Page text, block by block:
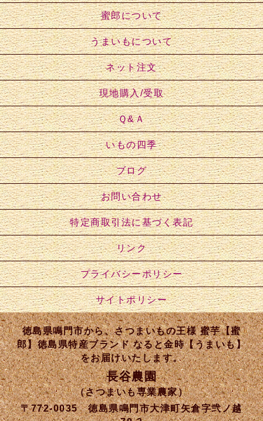
蜜郎について
うまいもについて
ネット注文
現地購入/受取
Ｑ&Ａ
いもの四季
ブログ
お問い合わせ
特定商取引法に基づく表記
リンク
プライバシーポリシー
サイトポリシー
徳島県鳴門市から、さつまいもの王様 蜜芋【蜜
郎】徳島県特産ブランド なると金時【うまいも】
をお届けいたします。
長谷農園
（さつまいも専業農家）
〒772-0035 徳島県鳴門市大津町矢倉字弐ノ越